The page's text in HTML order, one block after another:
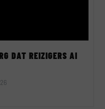
DAT REIZIGERS AI